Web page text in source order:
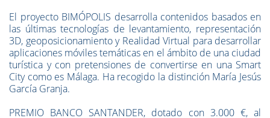
El proyecto BIMÓPOLIS desarrolla contenidos basados en
las últimas tecnologías de levantamiento, representación
3D, geoposicionamiento y Realidad Virtual para desarrollar
aplicaciones móviles temáticas en el ámbito de una ciudad
turística y con pretensiones de convertirse en una Smart
City como es Málaga. Ha recogido la distinción María Jesús
García Granja.
PREMIO BANCO SANTANDER, dotado con 3.000 €, al